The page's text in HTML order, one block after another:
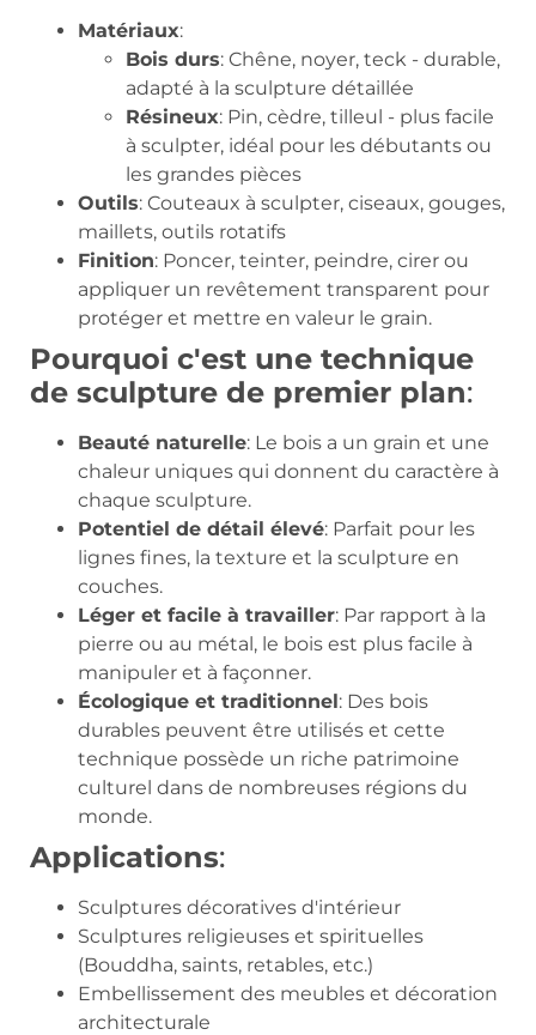
Matériaux:
Bois durs: Chêne, noyer, teck - durable,
adapté à la sculpture détaillée
Résineux: Pin, cèdre, tilleul - plus facile
à sculpter, idéal pour les débutants ou
les grandes pièces
Outils: Couteaux à sculpter, ciseaux, gouges,
maillets, outils rotatifs
Finition: Poncer, teinter, peindre, cirer ou
appliquer un revêtement transparent pour
protéger et mettre en valeur le grain.
Pourquoi c'est une technique
de sculpture de premier plan:
Beauté naturelle: Le bois a un grain et une
chaleur uniques qui donnent du caractère à
chaque sculpture.
Potentiel de détail élevé: Parfait pour les
lignes fines, la texture et la sculpture en
couches.
Léger et facile à travailler: Par rapport à la
pierre ou au métal, le bois est plus facile à
manipuler et à façonner.
Écologique et traditionnel : Des bois
durables peuvent être utilisés et cette
technique possède un riche patrimoine
culturel dans de nombreuses régions du
monde.
Applications:
Sculptures décoratives d'intérieur
Sculptures religieuses et spirituelles
(Bouddha, saints, retables, etc.)
Embellissement des meubles et décoration
architecturale